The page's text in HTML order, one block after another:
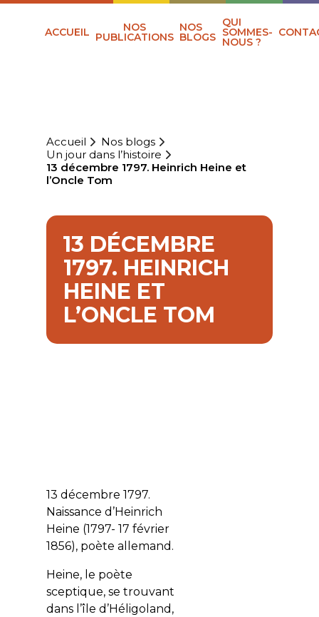
ACCUEIL NOS
PUBLICATIONS
NOS
BLOGS
QUI
SOMMES-
NOUS ?
Accueil
Nos blogs
Un jour dans l’histoire
13 décembre 1797. Heinrich Heine et
l’Oncle Tom
13 DÉCEMBRE
1797. HEINRICH
HEINE ET
L’ONCLE TOM
13 décembre 1797.
Naissance d’Heinrich
Heine (1797- 17 février
1856), poète allemand.
Heine, le poète
sceptique, se trouvant
dans l’île d’Héligoland,